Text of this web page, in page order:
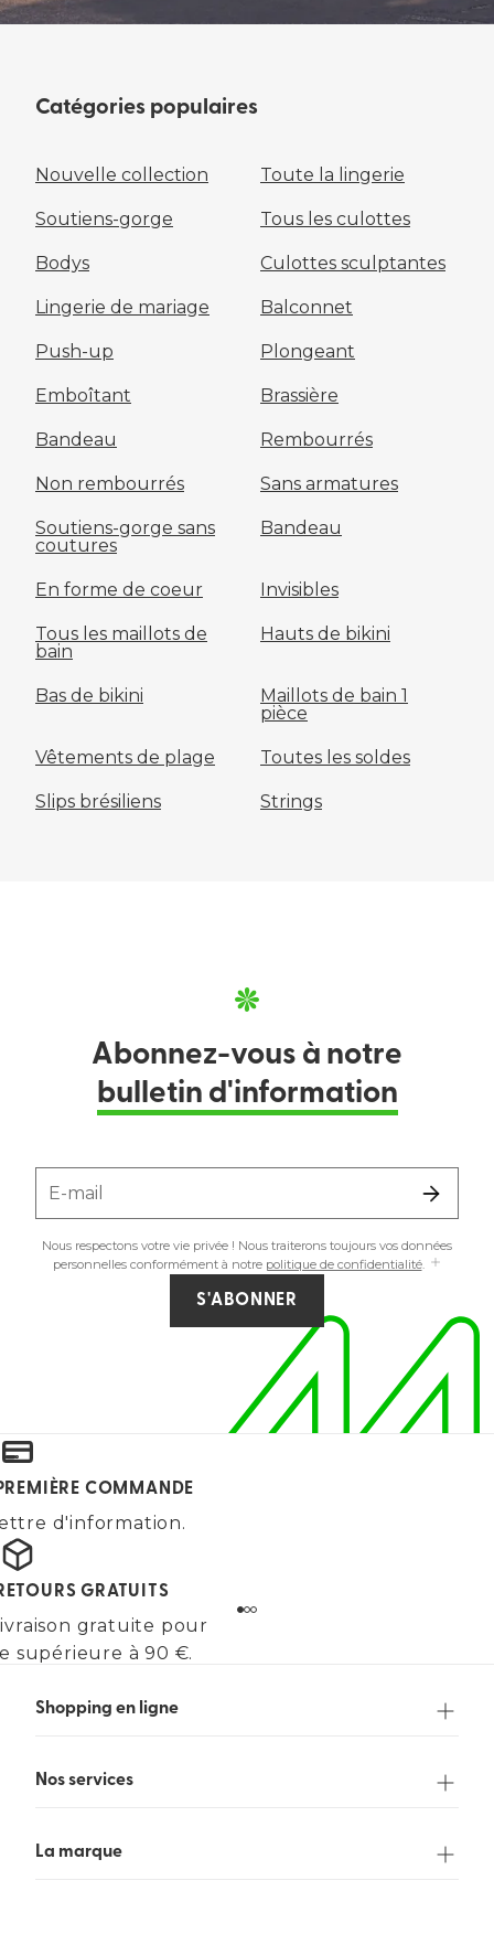
Catégories populaires
Nouvelle collection Toute la lingerie
Soutiens-gorge Tous les culottes
Bodys Culottes sculptantes
Lingerie de mariage Balconnet
Push-up Plongeant
Emboîtant Brassière
Bandeau Rembourrés
Non rembourrés Sans armatures
Soutiens-gorge sans
coutures
Bandeau
En forme de coeur Invisibles
Tous les maillots de
bain
Hauts de bikini
Bas de bikini
Maillots de bain 1
pièce
Vêtements de plage Toutes les soldes
Slips brésiliens Strings
Abonnez-vous à notre
bulletin d'information
E-mail
Nous respectons votre vie privée ! Nous traiterons toujours vos données
personnelles conformément à notre politique de confidentialité.
S'ABONNER
COMMANDE
d'information.
GRATUITS
gratuite pour
supérieure à 90 €.
Shopping en ligne
Nos services
La marque